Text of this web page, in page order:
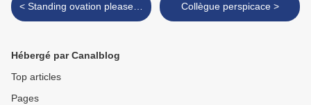
< Standing ovation please… Collègue perspicace >
Hébergé par Canalblog
Top articles
Pages